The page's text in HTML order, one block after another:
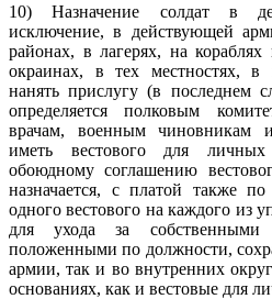
10) Назначение солдат в
исключение, в действующей
районах, в лагерях, на
окраинах, в тех местностях, в
нанять прислугу (в последнем
определяется полковым
врачам, военным чиновникам и
иметь вестового для
обоюдному соглашению
назначается, с платой также
одного вестового на каждого из
для ухода за собственными
положенными по должности,
армии, так и во внутренних
основаниях, как и вестовые для